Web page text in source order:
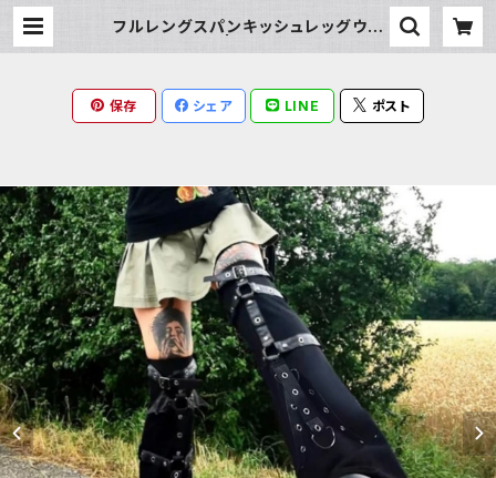
フルレングスパンキッシュレッグウォ
保存 シェア LINE ポスト